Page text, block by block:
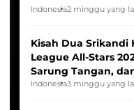
Tim Asia
Indonesia2 minggu yang
Kisah Dua Srikandi
League All-Stars
Sarung Tangan,
Pernah Padam
Indonesia3 minggu yang